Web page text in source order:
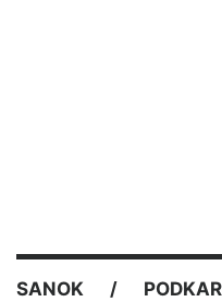
SANOK /